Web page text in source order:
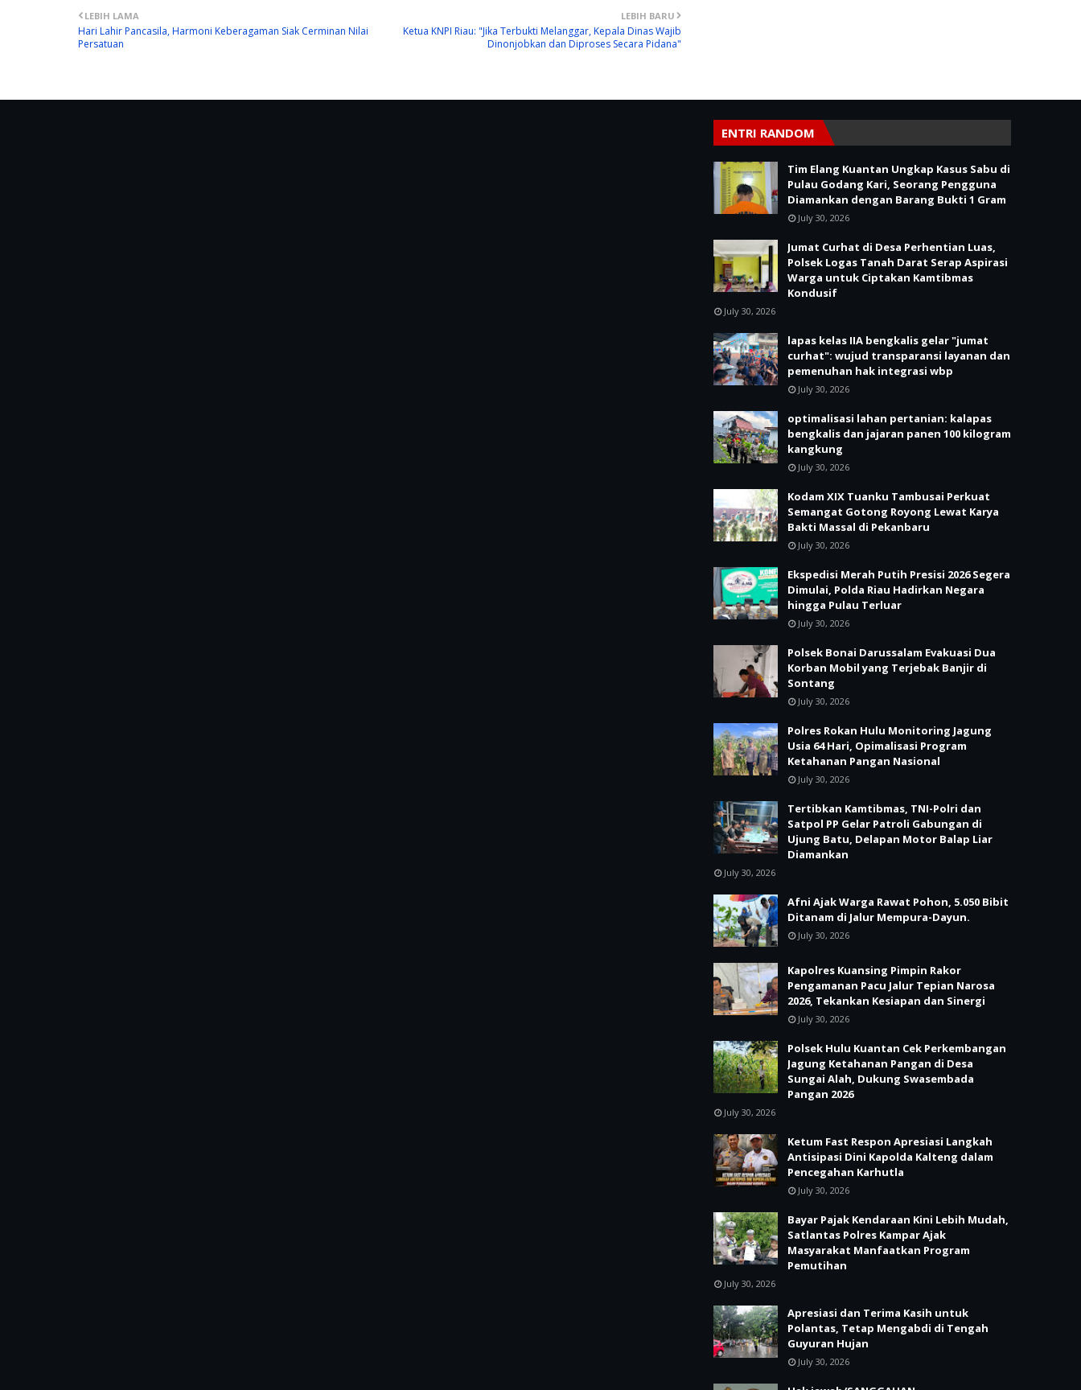
LEBIH BARU
Ketua KNPI Riau: "Jika Terbukti Melanggar, Kepala Dinas Wajib
Dinonjobkan dan Diproses Secara Pidana"
LEBIH LAMA
Hari Lahir Pancasila, Harmoni Keberagaman Siak Cerminan Nilai
Persatuan
ENTRI RANDOM
Tim Elang Kuantan Ungkap Kasus Sabu di
Pulau Godang Kari, Seorang Pengguna
Diamankan dengan Barang Bukti 1 Gram
July 30, 2026
Jumat Curhat di Desa Perhentian Luas,
Polsek Logas Tanah Darat Serap Aspirasi
Warga untuk Ciptakan Kamtibmas
Kondusif
July 30, 2026
lapas kelas IIA bengkalis gelar "jumat
curhat": wujud transparansi layanan dan
pemenuhan hak integrasi wbp
July 30, 2026
optimalisasi lahan pertanian: kalapas
bengkalis dan jajaran panen 100 kilogram
kangkung
July 30, 2026
Kodam XIX Tuanku Tambusai Perkuat
Semangat Gotong Royong Lewat Karya
Bakti Massal di Pekanbaru
July 30, 2026
Ekspedisi Merah Putih Presisi 2026 Segera
Dimulai, Polda Riau Hadirkan Negara
hingga Pulau Terluar
July 30, 2026
Polsek Bonai Darussalam Evakuasi Dua
Korban Mobil yang Terjebak Banjir di
Sontang
July 30, 2026
Polres Rokan Hulu Monitoring Jagung
Usia 64 Hari, Opimalisasi Program
Ketahanan Pangan Nasional
July 30, 2026
Tertibkan Kamtibmas, TNI-Polri dan
Satpol PP Gelar Patroli Gabungan di
Ujung Batu, Delapan Motor Balap Liar
Diamankan
July 30, 2026
Afni Ajak Warga Rawat Pohon, 5.050 Bibit
Ditanam di Jalur Mempura-Dayun.
July 30, 2026
Kapolres Kuansing Pimpin Rakor
Pengamanan Pacu Jalur Tepian Narosa
2026, Tekankan Kesiapan dan Sinergi
July 30, 2026
Polsek Hulu Kuantan Cek Perkembangan
Jagung Ketahanan Pangan di Desa
Sungai Alah, Dukung Swasembada
Pangan 2026
July 30, 2026
Ketum Fast Respon Apresiasi Langkah
Antisipasi Dini Kapolda Kalteng dalam
Pencegahan Karhutla
July 30, 2026
Bayar Pajak Kendaraan Kini Lebih Mudah,
Satlantas Polres Kampar Ajak
Masyarakat Manfaatkan Program
Pemutihan
July 30, 2026
Apresiasi dan Terima Kasih untuk
Polantas, Tetap Mengabdi di Tengah
Guyuran Hujan
July 30, 2026